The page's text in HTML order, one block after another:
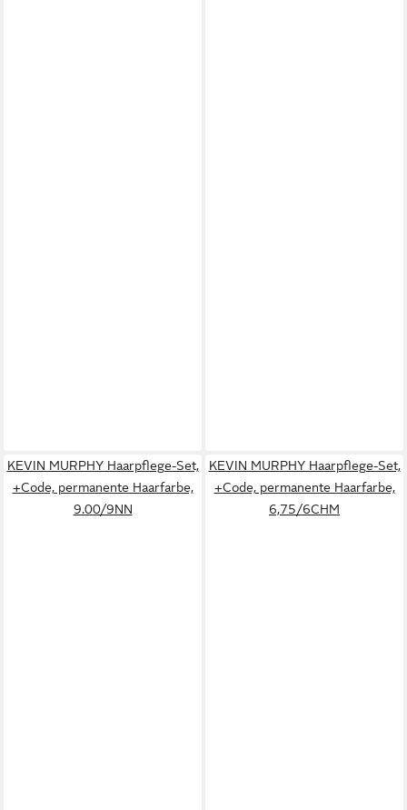
KEVIN MURPHY Haarpflege-Set,
+Code, permanente Haarfarbe,
9.00/9NN
KEVIN MURPHY Haarpflege-Set,
+Code, permanente Haarfarbe,
6,75/6CHM